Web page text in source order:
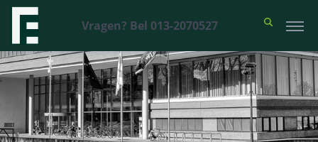
Vragen? Bel 013-2070527